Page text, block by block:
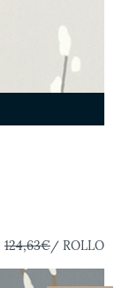
124,63€/ ROLLO